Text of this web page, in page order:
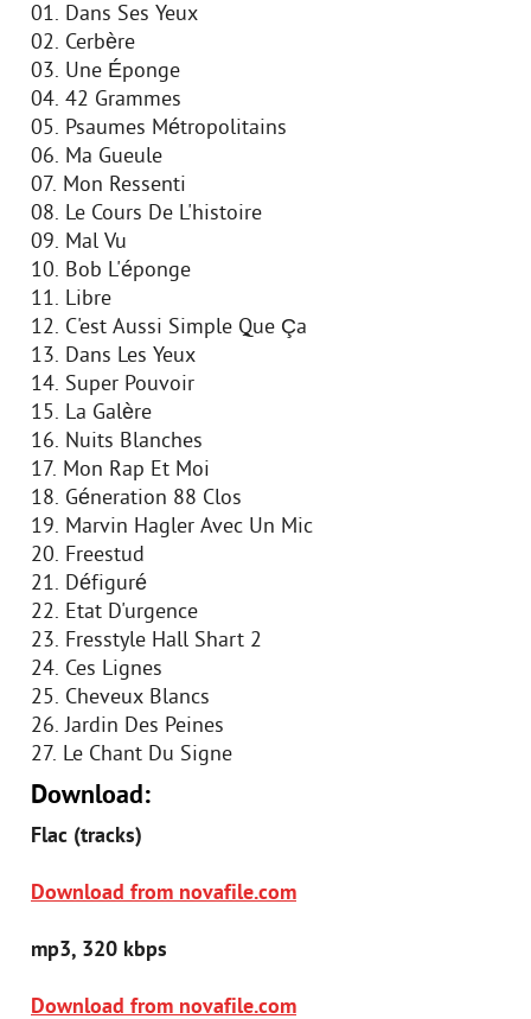
01. Dans Ses Yeux
02. Cerbère
03. Une Éponge
04. 42 Grammes
05. Psaumes Métropolitains
06. Ma Gueule
07. Mon Ressenti
08. Le Cours De L'histoire
09. Mal Vu
10. Bob L'éponge
11. Libre
12. C'est Aussi Simple Que Ça
13. Dans Les Yeux
14. Super Pouvoir
15. La Galère
16. Nuits Blanches
17. Mon Rap Et Moi
18. Géneration 88 Clos
19. Marvin Hagler Avec Un Mic
20. Freestud
21. Défiguré
22. Etat D'urgence
23. Fresstyle Hall Shart 2
24. Ces Lignes
25. Cheveux Blancs
26. Jardin Des Peines
27. Le Chant Du Signe
Download:
Flac (tracks)
Download from novafile.com
mp3, 320 kbps
Download from novafile.com